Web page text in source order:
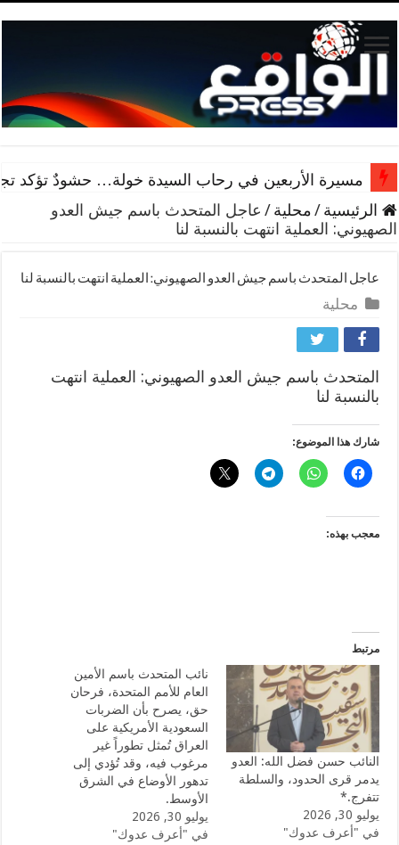
مسيرة الأربعين في رحاب السيدة خولة… حشودٌ تؤكد
الرئيسية /محلية / عاجل المتحدث باسم جيش العدو
الصهيوني: العملية انتهت بالنسبة لنا
عاجل المتحدث باسم جيش العدو الصهيوني: العملية انتهت بالنسبة لنا
محلية
المتحدث باسم جيش العدو الصهيوني: العملية انتهت
بالنسبة لنا
شارك هذا الموضوع:
معجب بهذه:
مرتبط
النائب حسن فضل الله: العدو
يدمر قرى الحدود، والسلطة
تتفرج.*
يوليو 30, 2026
في "أعرف عدوك"
نائب المتحدث باسم الأمين
العام للأمم المتحدة، فرحان
حق، يصرح بأن الضربات
السعودية الأمريكية على
العراق تُمثل تطوراً غير
مرغوب فيه، وقد تُؤدي إلى
تدهور الأوضاع في الشرق
الأوسط.
يوليو 30, 2026
في "أعرف عدوك"